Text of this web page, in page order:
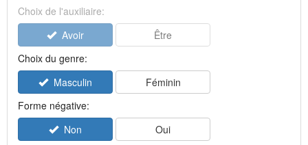
Choix de l'auxiliaire:
Avoir
Être
Choix du genre:
Masculin
Féminin
Forme négative:
Non
Oui